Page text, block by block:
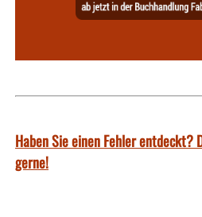
Haben Sie einen Fehler entdeckt?
gerne!